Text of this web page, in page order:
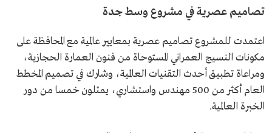
تصاميم عصرية في مشروع وسط جدة
اعتمدت للمشروع تصاميم عصرية بمعايير عالمية مع المحافظة على
مكونات النسيج العمراني المستوحاة من فنون العمارة الحجازية،
ومراعاة تطبيق أحدث التقنيات العالمية، وشارك في تصميم المخطط
العام أكثر من 500 مهندس واستشاري، يمثلون خمسا من دور
الخبرة العالمية.